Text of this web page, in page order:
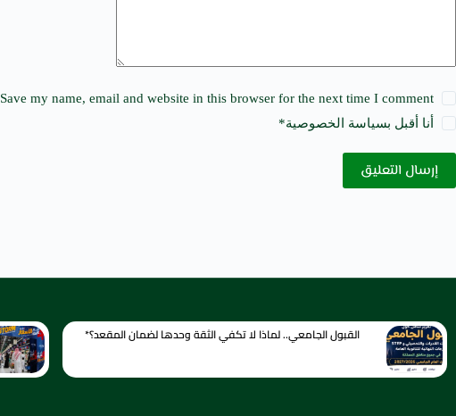
Save my name, email and website in this browser for the next time I comment.
أنا أقبل بسياسة الخصوصية*
إرسال التعليق
القبول الجامعي.. لماذا لا تكفي الثقة وحدها لضمان المقعد؟*